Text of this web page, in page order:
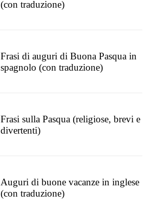
(con traduzione)
Frasi di auguri di Buona Pasqua in
spagnolo (con traduzione)
Frasi sulla Pasqua (religiose, brevi e
divertenti)
Auguri di buone vacanze in inglese
(con traduzione)